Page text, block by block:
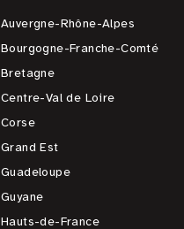
Auvergne-Rhône-Alpes
Bourgogne-Franche-Comté
Bretagne
Centre-Val de Loire
Corse
Grand Est
Guadeloupe
Guyane
Hauts-de-France